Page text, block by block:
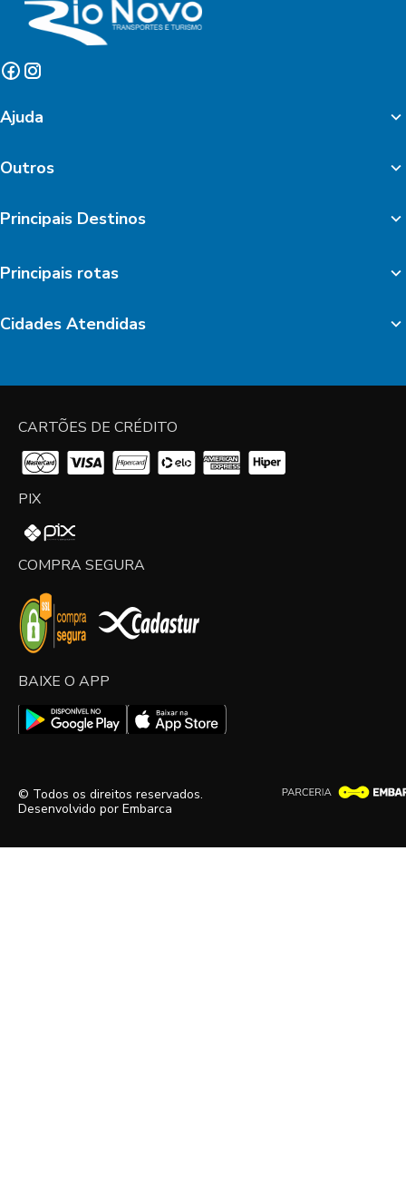
Ajuda
Outros
Principais Destinos
Principais rotas
Cidades Atendidas
CARTÕES DE CRÉDITO
PIX
COMPRA SEGURA
BAIXE O APP
© Todos os direitos reservados.
Desenvolvido por Embarca